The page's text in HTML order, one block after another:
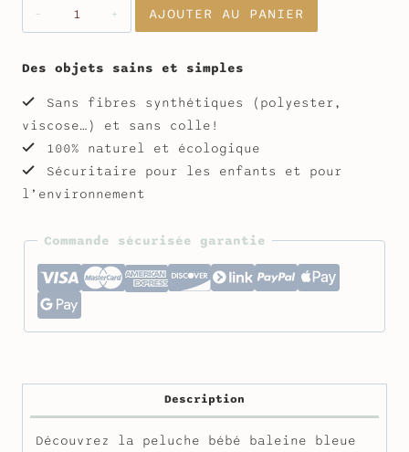
baleine
en
feutrine
AJOUTER AU PANIER
Des objets sains et simples
Sans fibres synthétiques (polyester,
viscose…) et sans colle!
100% naturel et écologique
Sécuritaire pour les enfants et pour
l’environnement
Commande sécurisée garantie
Description
Découvrez la peluche bébé baleine bleue